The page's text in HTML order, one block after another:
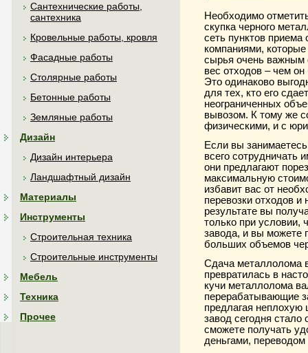
Сантехнические работы,
сантехника
Кровельные работы, кровля
Фасадные работы
Столярные работы
Бетонные работы
Земляные работы
Дизайн
Дизайн интерьера
Ландшафтный дизайн
Материалы
Инструменты
Строительная техника
Строительные инструменты
Мебель
Техника
Прочее
Необходимо
скупка черного
сеть пунктов приема
компаниями,
сырья очень важным
вес отходов – чем
Это одинаково
для тех, кто его
неограниченных
вывозом. К тому же
физическими, и с
Если вы
всего сотрудничать
они предлагают
максимальную
избавит вас от
перевозки отходов
результате вы
только при условии,
завода, и вы можете
больших объемов
Сдача металлолома
превратилась в
кучи металлолома
перерабатывающие
предлагая неплохую
завод сегодня
сможете получать
деньгами,